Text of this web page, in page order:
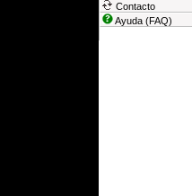
Contacto
Ayuda (FAQ)